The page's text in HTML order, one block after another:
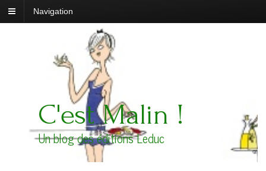
Navigation
C'est Malin !
Un blog des éditions Leduc